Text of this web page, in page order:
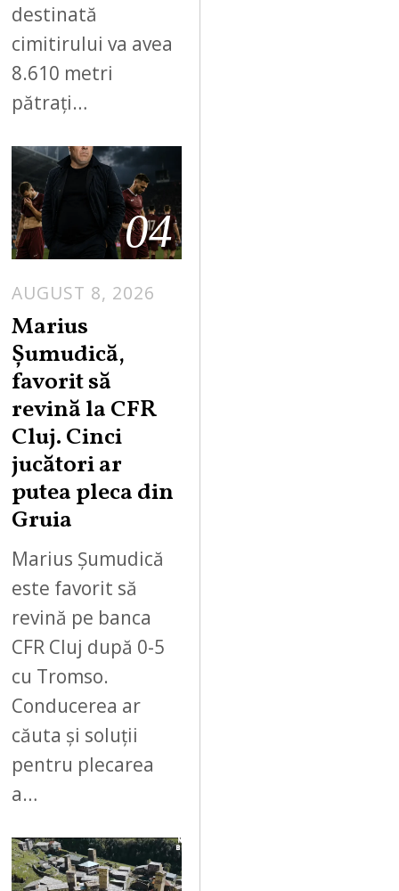
destinată
cimitirului va avea
8.610 metri
pătrați…
04
AUGUST 8, 2026
Marius
Șumudică,
favorit să
revină la CFR
Cluj. Cinci
jucători ar
putea pleca din
Gruia
Marius Șumudică
este favorit să
revină pe banca
CFR Cluj după 0-5
cu Tromso.
Conducerea ar
căuta și soluții
pentru plecarea
a…